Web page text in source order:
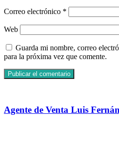
Correo electrónico *
Web
Guarda mi nombre, correo
para la próxima vez que comente.
Agente de Venta Luis